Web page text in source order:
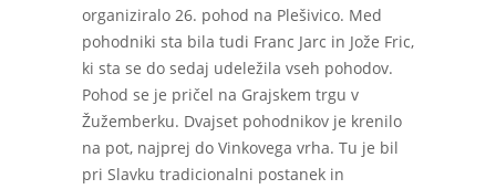
organiziralo 26. pohod na Plešivico. Med
pohodniki sta bila tudi Franc Jarc in Jože Fric,
ki sta se do sedaj udeležila vseh pohodov.
Pohod se je pričel na Grajskem trgu v
Žužemberku. Dvajset pohodnikov je krenilo
na pot, najprej do Vinkovega vrha. Tu je bil
pri Slavku tradicionalni postanek in